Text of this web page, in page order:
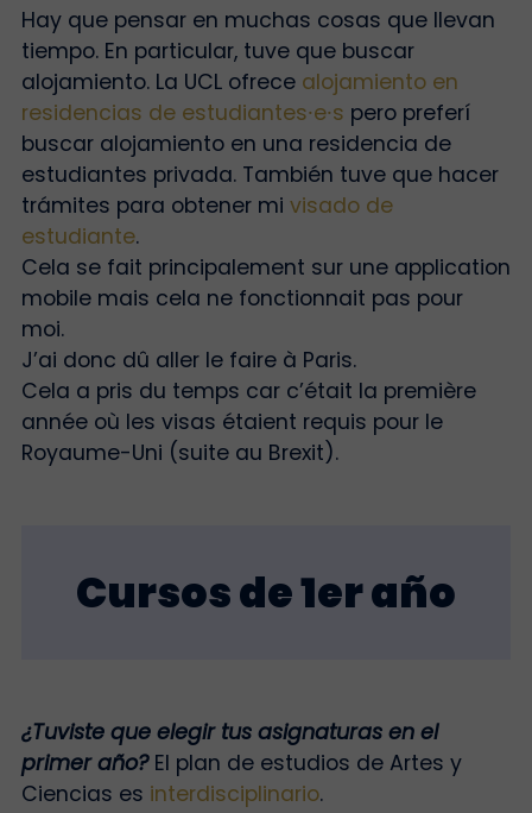
Hay que pensar en muchas cosas que llevan
tiempo. En particular, tuve que buscar
alojamiento. La UCL ofrece alojamiento en
residencias de estudiantes⸱e⸱s pero preferí
buscar alojamiento en una residencia de
estudiantes privada. También tuve que hacer
trámites para obtener mi visado de
estudiante.
Cela se fait principalement sur une application
mobile mais cela ne fonctionnait pas pour
moi.
J’ai donc dû aller le faire à Paris.
Cela a pris du temps car c’était la première
année où les visas étaient requis pour le
Royaume-Uni (suite au Brexit).
Cursos de 1er año
¿Tuviste que elegir tus asignaturas en el
primer año? El plan de estudios de Artes y
Ciencias es interdisciplinario.